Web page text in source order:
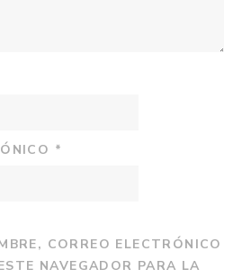
*
CORREO ELECTRÓNICO
NAVEGADOR PARA LA